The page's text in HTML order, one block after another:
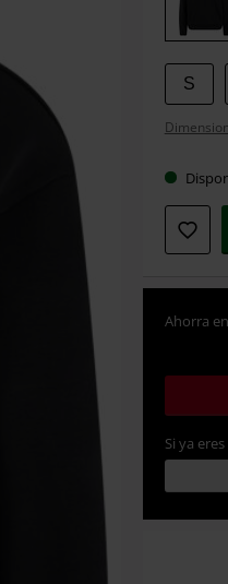
S
Ahorra
Si ya